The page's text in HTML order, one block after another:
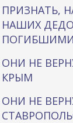
ПРИЗНАТЬ,
НАШИХ
ПОГИБШИМИ
ОНИ НЕ
КРЫМ
ОНИ НЕ